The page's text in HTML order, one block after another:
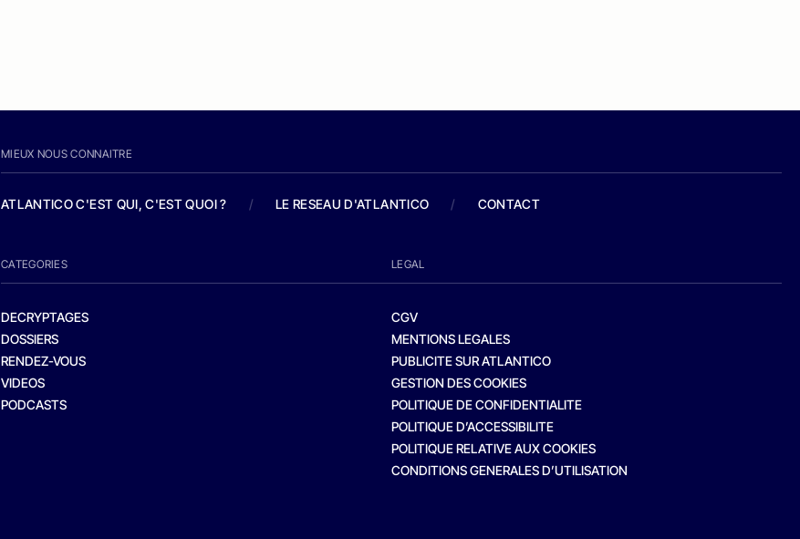
MIEUX NOUS CONNAITRE
ATLANTICO C'EST QUI, C'EST QUOI ? / LE RESEAU D'ATLANTICO / CONTACT
CATEGORIES
DECRYPTAGES
DOSSIERS
RENDEZ-VOUS
VIDEOS
PODCASTS
LEGAL
CGV
MENTIONS LEGALES
PUBLICITE SUR ATLANTICO
GESTION DES COOKIES
POLITIQUE DE CONFIDENTIALITE
POLITIQUE D’ACCESSIBILITE
POLITIQUE RELATIVE AUX COOKIES
CONDITIONS GENERALES D’UTILISATION